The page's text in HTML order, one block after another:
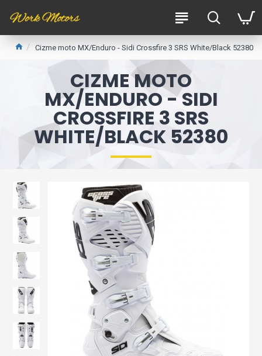
Cizme moto MX/Enduro - Sidi Crossfire 3 SRS White/Black 52380
CIZME MOTO
MX/ENDURO - SIDI
CROSSFIRE 3 SRS
WHITE/BLACK 52380